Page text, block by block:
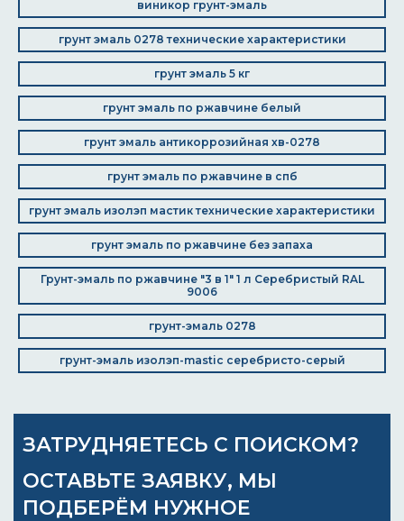
виникор грунт-эмаль
грунт эмаль 0278 технические характеристики
грунт эмаль 5 кг
грунт эмаль по ржавчине белый
грунт эмаль антикоррозийная хв-0278
грунт эмаль по ржавчине в спб
грунт эмаль изолэп мастик технические характеристики
грунт эмаль по ржавчине без запаха
Грунт-эмаль по ржавчине "3 в 1" 1 л Серебристый RAL
9006
грунт-эмаль 0278
грунт-эмаль изолэп-mastic серебристо-серый
ЗАТРУДНЯЕТЕСЬ С ПОИСКОМ?
ОСТАВЬТЕ ЗАЯВКУ, МЫ
ПОДБЕРЁМ НУЖНОЕ